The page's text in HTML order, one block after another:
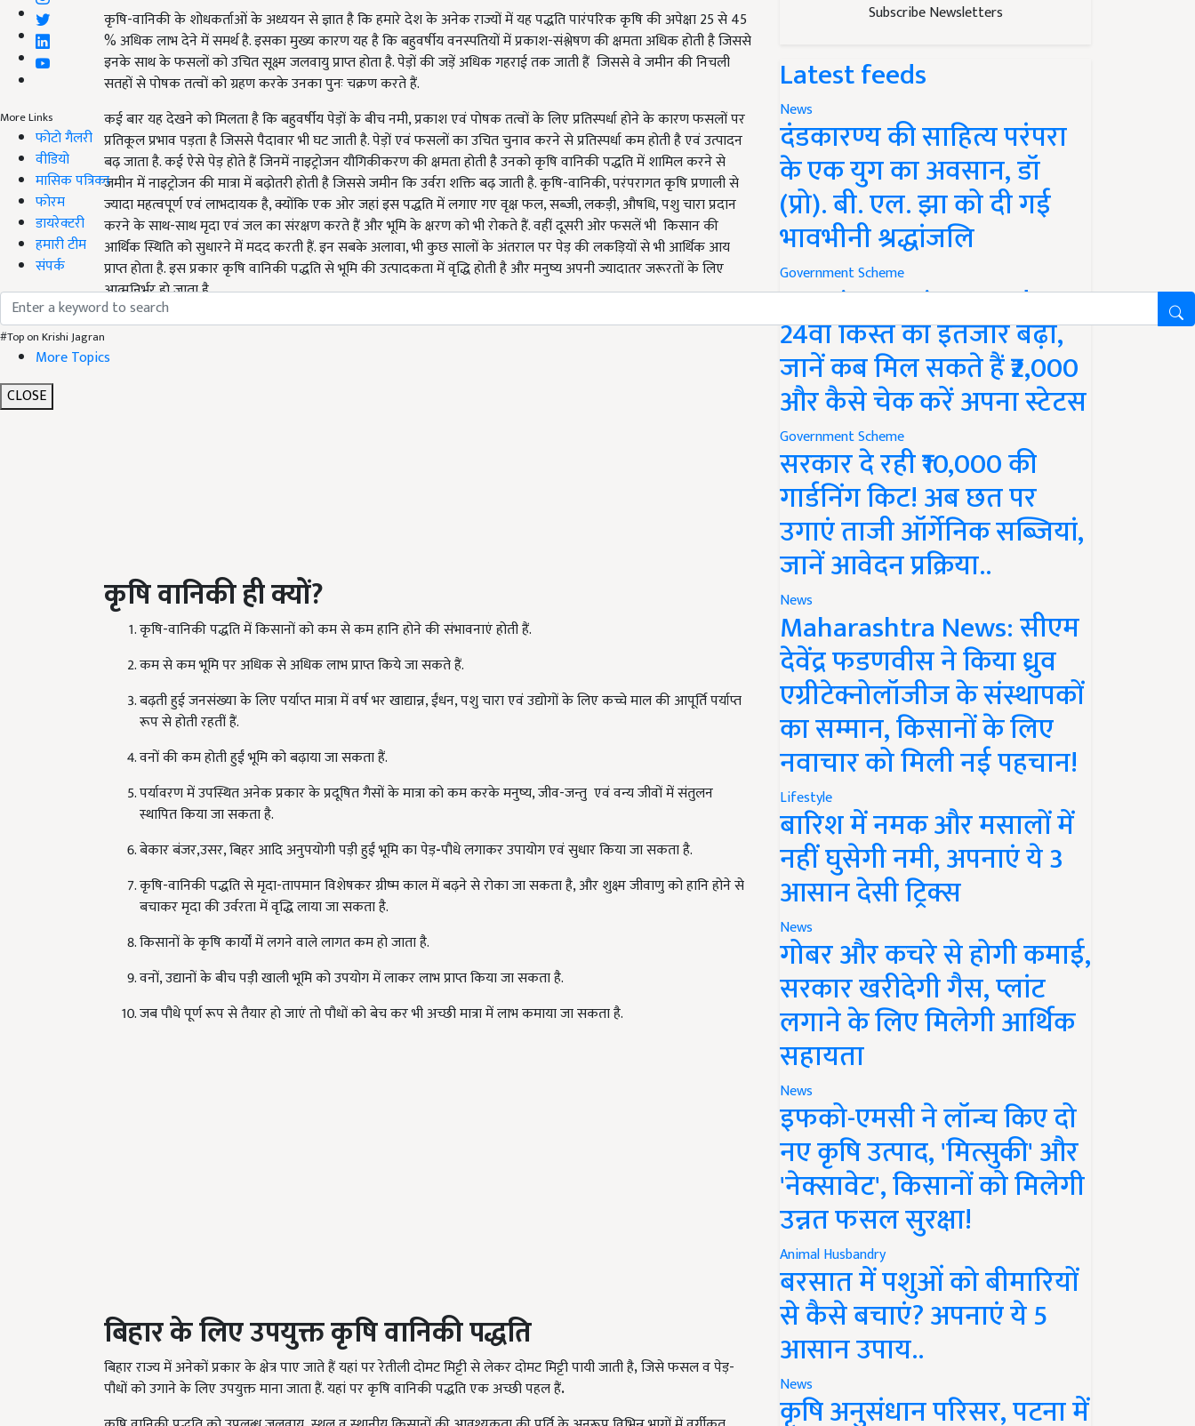
More Links
फोटो गैलरी
वीडियो
मासिक पत्रिका
फोरम
डायरेक्टरी
हमारी टीम
संपर्क
#Top on Krishi Jagran
More Topics
CLOSE
कृषि-वानिकी के शोधकर्ताओं के अध्ययन से ज्ञात है कि हमारे देश के अनेक राज्यों में यह पद्धति पारंपरिक कृषि की अपेक्षा 25से 45
% अधिक लाभ देने में समर्थ है. इसका मुख्य कारण यह है कि बहुवर्षीय वनस्पतियों में प्रकाश-संश्लेषण की क्षमता अधिक होती है जिससे
इनके साथ के फसलों को उचित सूक्ष्म जलवायु प्राप्त होता है. पेड़ों की जड़ें अधिक गहराई तक जाती हैं जिससे वे जमीन की निचली
सतहों से पोषक तत्वों को ग्रहण करके उनका पुनः चक्रण करते हैं.
कई बार यह देखने को मिलता है कि बहुवर्षीय पेड़ों के बीच नमी, प्रकाश एवं पोषक तत्वों के लिए प्रतिस्पर्धा होने के कारण फसलों पर
प्रतिकूल प्रभाव पड़ता है जिससे पैदावार भी घट जाती है. पेड़ों एवं फसलों का उचित चुनाव करने से प्रतिस्पर्धा कम होती है एवं उत्पादन
बढ़ जाता है. कई ऐसे पेड़ होते हैं जिनमें नाइट्रोजन यौगिकीकरण की क्षमता होती है उनको कृषि वानिकी पद्धति में शामिल करने से
जमीन में नाइट्रोजन की मात्रा में बढ़ोतरी होती है जिससे जमीन कि उर्वरा शक्ति बढ़ जाती है. कृषि-वानिकी, परंपरागत कृषि प्रणाली से
ज्यादा महत्वपूर्ण एवं लाभदायक है, क्योंकि एक ओर जहां इस पद्धति में लगाए गए वृक्ष फल, सब्जी, लकड़ी,औषधि, पशु चारा प्रदान
करने के साथ-साथ मृदा एवं जल का संरक्षण करते हैं और भूमि के क्षरण को भी रोकते हैं. वहीं दूसरी ओर फसलें भी किसान की
आर्थिक स्थिति को सुधारने में मदद करती हैं. इन सबके अलावा, भी कुछ सालों के अंतराल पर पेड़ की लकड़ियों से भी आर्थिक आय
प्राप्त होता है. इस प्रकार कृषि वानिकी पद्धति से भूमि की उत्पादकता में वृद्धि होती है और मनुष्य अपनी ज्यादातर जरूरतों के लिए
आत्मनिर्भर हो जाता है.
कृषिवानिकीहीक्यों?
कृषि-वानिकी पद्धति में किसानों को कम से कम हानि होने की संभावनाएं होती हैं.
कम से कम भूमि पर अधिक से अधिक लाभ प्राप्त किये जा सकते हैं.
बढ़ती हुई जनसंख्या के लिए पर्याप्त मात्रा में वर्ष भर खाद्यान्न, ईंधन, पशु चारा एवं उद्योगों के लिए कच्चे माल की आपूर्ति पर्याप्त
रूप से होती रहतीं हैं.
वनों की कम होती हुईं भूमि को बढ़ाया जा सकता हैं.
पर्यावरण में उपस्थित अनेक प्रकार के प्रदूषित गैसों के मात्रा को कम करके मनुष्य, जीव-जन्तु एवं वन्य जीवों में संतुलन
स्थापित किया जा सकता है.
बेकार बंजर,उसर, बिहर आदि अनुपयोगी पड़ी हुईं भूमि का पेड़-पौधे लगाकर उपायोग एवं सुधार किया जा सकता है.
कृषि-वानिकी पद्धति से मृदा-तापमान विशेषकर ग्रीष्म काल में बढ़ने से रोका जा सकता है, और शुक्ष्म जीवाणु को हानि होने से
बचाकर मृदा की उर्वरता में वृद्धि लाया जा सकता है.
किसानों के कृषि कार्यों में लगने वाले लागत कम हो जाता है.
वनों, उद्यानों के बीच पड़ी खाली भूमि को उपयोग में लाकर लाभ प्राप्त किया जा सकता है.
जब पौधे पूर्ण रूप से तैयार हो जाएं तो पौधों को बेच कर भी अच्छी मात्रा में लाभ कमाया जा सकता है.
बिहारकेलिएउपयुक्तकृषिवानिकीपद्धति
बिहार राज्य में अनेकों प्रकार के क्षेत्र पाए जाते हैं यहां पर रेतीली दोमट मिट्टी से लेकर दोमट मिट्टी पायी जाती है,जिसे फसल व पेड़-
पौधों को उगाने के लिए उपयुक्त माना जाता हैं. यहां पर कृषि वानिकी पद्धति एक अच्छी पहल हैं.
Subscribe Newsletters
Latest feeds
News
दंडकारण्य की साहित्य परंपरा
के एक युग का अवसान, डॉ
(प्रो). बी. एल. झा को दी गई
भावभीनी श्रद्धांजलि
Government Scheme
PM Kisan Yojana Update:
24वीं किस्त का इंतजार बढ़ा,
जानें कब मिल सकते हैं ₹2,000
और कैसे चेक करें अपना स्टेटस
Government Scheme
सरकार दे रही ₹10,000 की
गार्डनिंग किट! अब छत पर
उगाएं ताजी ऑर्गेनिक सब्जियां,
जानें आवेदन प्रक्रिया..
News
Maharashtra News: सीएम
देवेंद्र फडणवीस ने किया ध्रुव
एग्रीटेक्नोलॉजीज के संस्थापकों
का सम्मान, किसानों के लिए
नवाचार को मिली नई पहचान!
Lifestyle
बारिश में नमक और मसालों में
नहीं घुसेगी नमी, अपनाएं ये 3
आसान देसी ट्रिक्स
News
गोबर और कचरे से होगी कमाई,
सरकार खरीदेगी गैस, प्लांट
लगाने के लिए मिलेगी आर्थिक
सहायता
News
इफको-एमसी ने लॉन्च किए दो
नए कृषि उत्पाद, 'मित्सुकी' और
'नेक्सावेट', किसानों को मिलेगी
उन्नत फसल सुरक्षा!
Animal Husbandry
बरसात में पशुओं को बीमारियों
से कैसे बचाएं? अपनाएं ये 5
आसान उपाय..
News
कृषि अनुसंधान परिसर, पटना में